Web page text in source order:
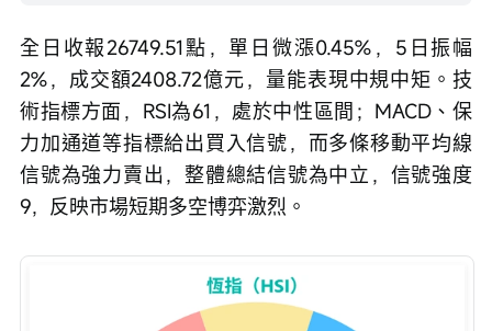
全日收報26749.51點，單日微漲0.45%，5日振幅
2%，成交額2408.72億元，量能表現中規中矩。技
術指標方面，RSI為61，處於中性區間；MACD、保
力加通道等指標給出買入信號，而多條移動平均線
信號為強力賣出，整體總結信號為中立，信號強度
9，反映市場短期多空博弈激烈。